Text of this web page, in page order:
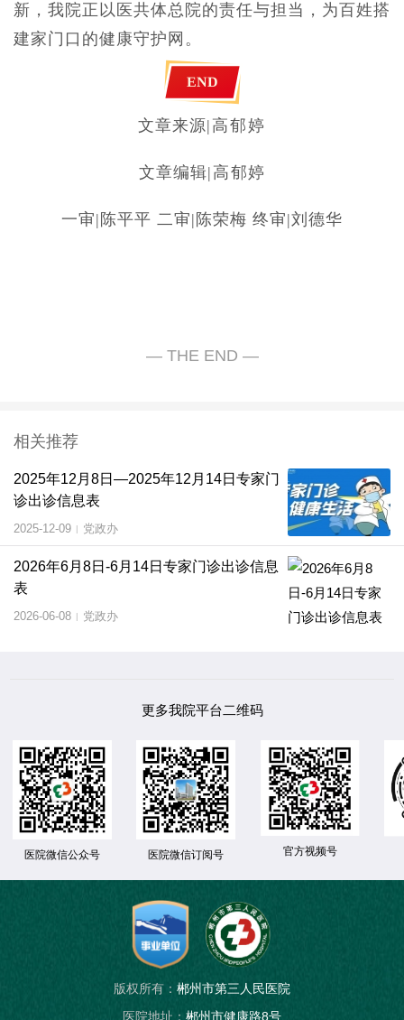
新，我院正以医共体总院的责任与担当，为百姓搭
建家门口的健康守护网。
END
文章来源|高郁婷
文章编辑|高郁婷
一审|陈平平 二审|陈荣梅 终审|刘德华
相关推荐
2025年12月8日—2025年12月14日专家门
诊出诊信息表
2025-12-09 | 党政办
2026年6月8日-6月14日专家门诊出诊信息
表
2026-06-08 | 党政办
更多我院平台二维码
医院微信公众号 医院微信订阅号 官方视频号
版权所有： 郴州市第三人民医院
医院地址： 郴州市健康路8号